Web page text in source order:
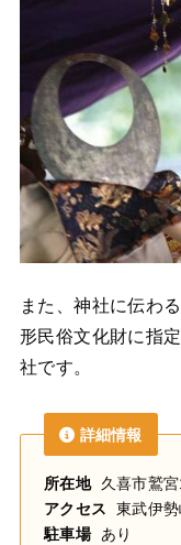
また、神社に伝わ
形民俗文化財に指
社です。
詳細情報
所在地 久喜市鷲
アクセス 東武伊
駐車場 あり